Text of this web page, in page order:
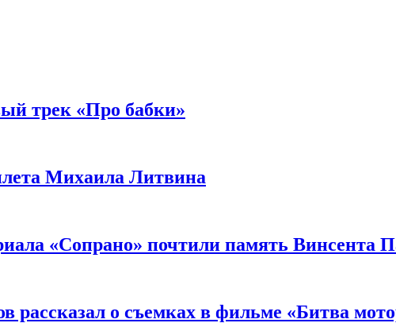
трек «Про бабки»
Михаила Литвина
«Сопрано» почтили память Винсента
о съемках в фильме «Битва